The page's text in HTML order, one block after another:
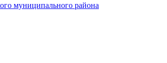
муниципального района